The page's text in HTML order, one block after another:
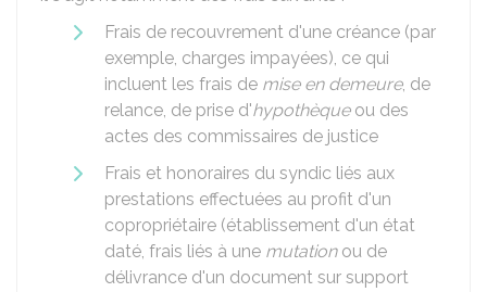
Frais de recouvrement d'une créance (par
exemple, charges impayées), ce qui
incluent les frais de mise en demeure, de
relance, de prise d'hypothèqueou des
actes des commissaires de justice
Frais et honoraires du syndic liés aux
prestations effectuées au profit d'un
copropriétaire (établissement d'un état
daté, frais liés à une mutationou de
délivrance d'un document sur support